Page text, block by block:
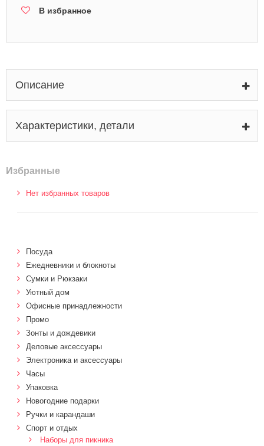
В избранное
Описание
Характеристики, детали
Избранные
Нет избранных товаров
Посуда
Ежедневники и блокноты
Сумки и Рюкзаки
Уютный дом
Офисные принадлежности
Промо
Зонты и дождевики
Деловые аксессуары
Электроника и аксессуары
Часы
Упаковка
Новогодние подарки
Ручки и карандаши
Спорт и отдых
Наборы для пикника